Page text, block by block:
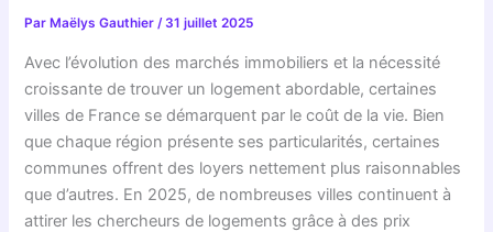
Par Maëlys Gauthier/ 31 juillet 2025
Avec l’évolution des marchés immobiliers et la nécessité
croissante de trouver un logement abordable, certaines
villes de France se démarquent par le coût de la vie. Bien
que chaque région présente ses particularités, certaines
communes offrent des loyers nettement plus raisonnables
que d’autres. En 2025, de nombreuses villes continuent à
attirer les chercheurs de logements grâce à des prix